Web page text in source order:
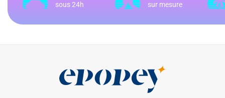
sous 24h
sur mesure